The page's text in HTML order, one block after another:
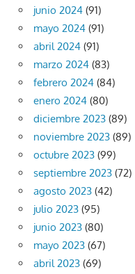
junio 2024 (91)
mayo 2024 (91)
abril 2024 (91)
marzo 2024 (83)
febrero 2024 (84)
enero 2024 (80)
diciembre 2023 (89)
noviembre 2023 (89)
octubre 2023 (99)
septiembre 2023 (72)
agosto 2023 (42)
julio 2023 (95)
junio 2023 (80)
mayo 2023 (67)
abril 2023 (69)